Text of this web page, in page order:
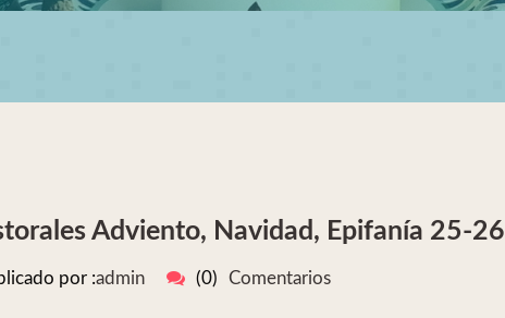
Adviento, Navidad, Epifanía 25-26
por :admin (0) Comentarios